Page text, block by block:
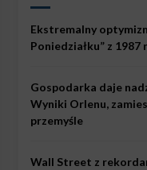
Ekstremalny
Poniedziałku” z 1987
Gospodarka daje
Wyniki Orlenu,
przemyśle
Wall Street z